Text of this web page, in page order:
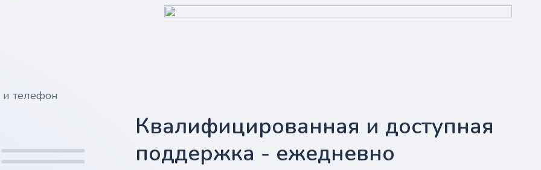
и телефон
Квалифицированная и доступная
поддержка - ежедневно